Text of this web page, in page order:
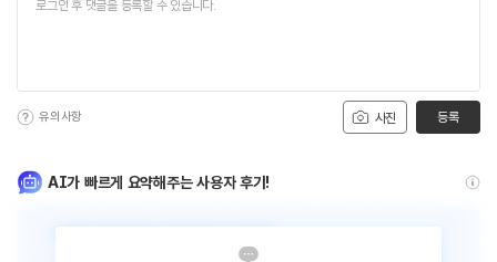
사진
유의사항 등록
AI가 빠르게 요약해주는 사용자 후기!